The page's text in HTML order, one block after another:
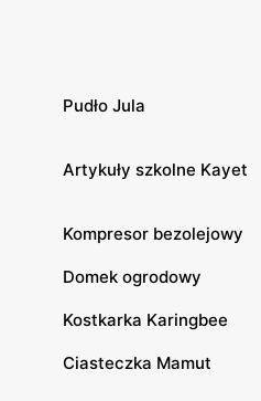
Pudło Jula
Artykuły szkolne Kayet
Kompresor bezolejowy
Domek ogrodowy
Kostkarka Karingbee
Ciasteczka Mamut